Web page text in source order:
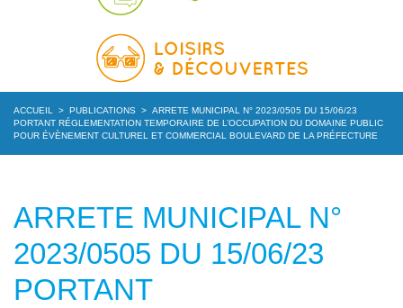
ACCUEIL > PUBLICATIONS > ARRETE MUNICIPAL N° 2023/0505 DU 15/06/23
PORTANT RÉGLEMENTATION TEMPORAIRE DE L’OCCUPATION DU DOMAINE PUBLIC
POUR ÉVÈNEMENT CULTUREL ET COMMERCIAL BOULEVARD DE LA PRÉFECTURE
ARRETE MUNICIPAL N°
2023/0505 DU 15/06/23
PORTANT